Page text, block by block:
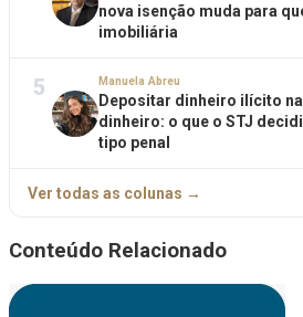
nova isenção muda para
imobiliária
5 Manuela Abreu
Depositar dinheiro ilícito
dinheiro: o que o STJ
tipo penal
Ver todas as colunas →
Conteúdo Relacionado